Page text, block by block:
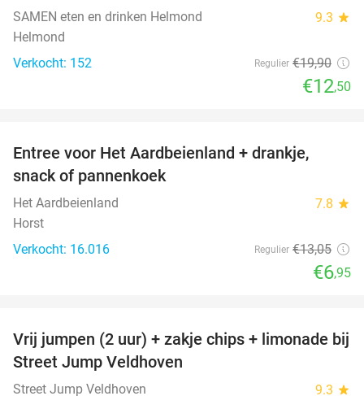
SAMEN eten en drinken Helmond 9.3 star
Helmond
Verkocht: 152
Regulier €19,90
€12,50
Entree voor Het Aardbeienland + drankje,
snack of pannenkoek
Het Aardbeienland 7.8 star
Horst
Verkocht: 16.016
Regulier €13,05
€6,95
50%
Vrij jumpen (2 uur) + zakje chips + limonade bij
Street Jump Veldhoven
Street Jump Veldhoven 9.3 star